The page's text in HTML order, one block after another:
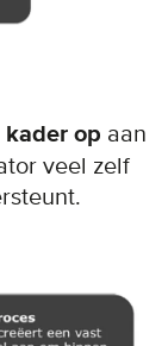
op aan
veel zelf